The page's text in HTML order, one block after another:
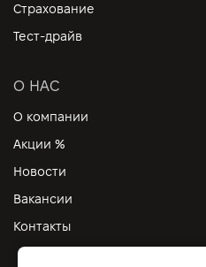
Страхование
Тест-драйв
О НАС
О компании
Акции %
Новости
Вакансии
Контакты